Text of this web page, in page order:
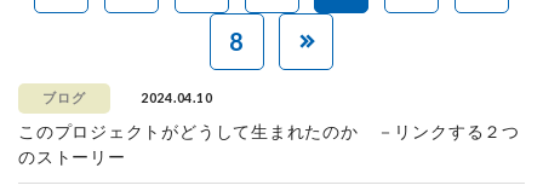
8
ブログ 2024.04.10
このプロジェクトがどうして生まれたのか －リンクする２つ
のストーリー